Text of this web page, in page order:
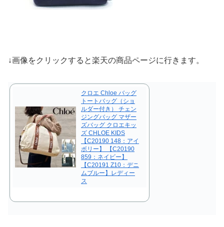
↓画像をクリックすると楽天の商品ページに行きます。
クロエ Chloe バッグ
トートバッグ（ショ
ルダー付き） チェン
ジングバッグ マザー
ズバッグ クロエキッ
ズ CHLOE KIDS
【C20190 148：アイ
ボリー】 【C20190
859：ネイビー】
【C20191 Z10：デニ
ムブルー】レディー
ス